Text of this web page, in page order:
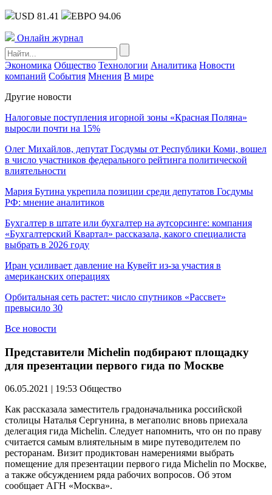
USD 81.41 ЕВРО 94.06
Онлайн журнал
Экономика Общество Технологии Аналитика Новости
компаний События Мнения В мире
Другие новости
Налоговые поступления игорной зоны «Красная Поляна»
выросли почти на 15%
Олег Михайлов, депутат Госдумы от Республики Коми, вошел
в число участников федерального рейтинга политической
влиятельности
Мария Бутина укрепила позиции среди депутатов Госдумы
РФ: мнение аналитиков
Бухгалтер в штате или бухгалтер на аутсорсинге: компания
«Бухгалтерский Квартал» рассказала, какого специалиста
выбрать в 2026 году
Иран усиливает давление на Кувейт из-за участия в
американских операциях
Орбитальная сеть растет: число спутников «Рассвет»
превысило 30
Все новости
Представители Michelin подбирают площадку
для презентации первого гида по Москве
06.05.2021 | 19:53 Общество
Как рассказала заместитель градоначальника российской
столицы Наталья Сергунина, в мегаполис вновь приехала
делегация гида Michelin. Следует напомнить, что он по праву
считается самым влиятельным в мире путеводителем по
ресторанам. Визит продиктован намерениями выбрать
помещение для презентации первого гида Michelin по Москве,
а также обсуждением ряда рабочих вопросов. Об этом
сообщает АГН «Москва».